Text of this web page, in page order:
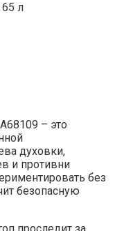
л
– это
духовки,
и противни
без
безопасную